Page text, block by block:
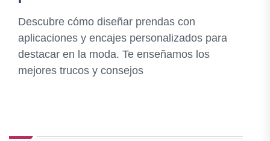
Descubre cómo diseñar prendas con
aplicaciones y encajes personalizados para
destacar en la moda. Te enseñamos los
mejores trucos y consejos